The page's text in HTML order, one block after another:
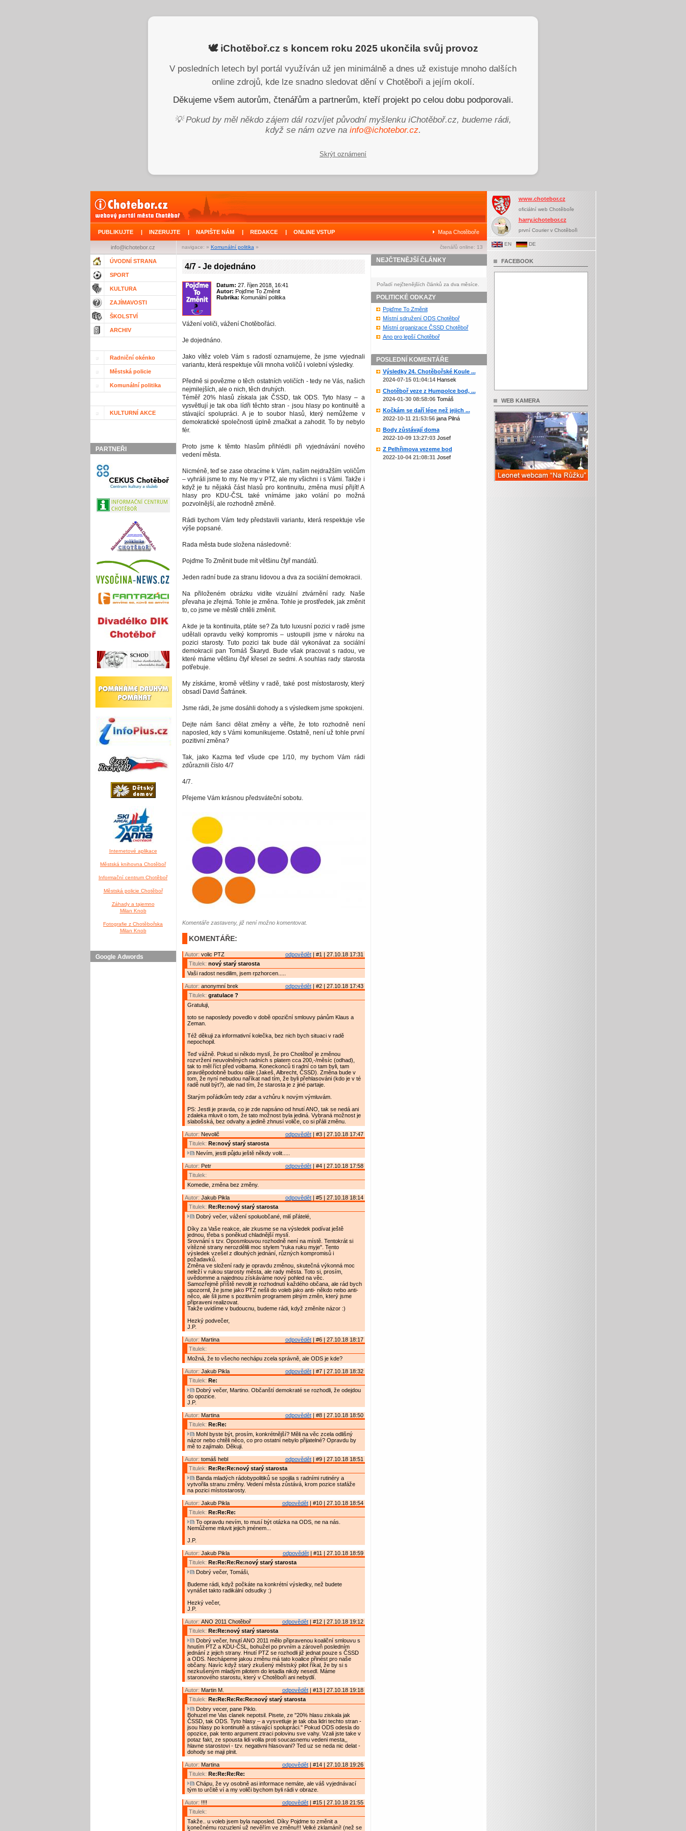
🕊️ iChotěboř.cz s koncem roku 2025 ukončila svůj provoz
V posledních letech byl portál využíván už jen minimálně a dnes už existuje mnoho dalších
online zdrojů, kde lze snadno sledovat dění v Chotěboři a jejím okolí.
Děkujeme všem autorům, čtenářům a partnerům, kteří projekt po celou dobu podporovali.
💡 Pokud by měl někdo zájem dál rozvíjet původní myšlenku iChotěboř.cz, budeme rádi,
když se nám ozve na info@ichotebor.cz.
Skrýt oznámení
PUBLIKUJTE | INZERUJTE | NAPIŠTE NÁM | REDAKCE | ONLINE VSTUP Mapa Chotěboře
navigace: » Komunální politika » čtenářů online: 13
info@ichotebor.cz
ÚVODNÍ STRANA
SPORT
KULTURA
ZAJÍMAVOSTI
ŠKOLSTVÍ
ARCHIV
Radniční okénko
Městská policie
Komunální politika
KULTURNÍ AKCE
PARTNEŘI
Internetové aplikace
Městská knihovna Chotěboř
Informační centrum Chotěboř
Městská policie Chotěboř
Záhady a tajemno
Milan Knob
Fotografie z Chotěbořska
Milan Knob
Google Adwords
4/7 - Je dojednáno
Datum: 27. říjen 2018, 16:41
Autor: Pojďme To Změnit
Rubrika: Komunální politika
Vážení voliči, vážení Chotěbořáci.
Je dojednáno.
Jako vítěz voleb Vám s radostí oznamujeme, že jsme vyjednali
variantu, která respektuje vůli mnoha voličů i volební výsledky.
Předně si povězme o těch ostatních voličích - tedy ne Vás, našich
nejmilejších, ale o nich, těch druhých.
Téměř 20% hlasů získala jak ČSSD, tak ODS. Tyto hlasy – a
vysvětlují je tak oba lídři těchto stran - jsou hlasy po kontinuitě a
stávající spolupráci. A je to soubor hlasů, který nemůžeme v
demokratické společnosti úplně zmačkat a zahodit. To by nebylo
fér.
Proto jsme k těmto hlasům přihlédli při vyjednávání nového
vedení města.
Nicméně, teď se zase obracíme k Vám, našim nejdražším voličům
– vyhráli jsme to my. Ne my v PTZ, ale my všichni i s Vámi. Takže i
když je tu nějaká část hlasů pro kontinuitu, změna musí přijít! A
hlasy pro KDU-ČSL také vnímáme jako volání po možná
pozvolnější, ale rozhodně změně.
Rádi bychom Vám tedy představili variantu, která respektuje vše
výše popsané.
Rada města bude složena následovně:
Pojďme To Změnit bude mít většinu čtyř mandátů.
Jeden radní bude za stranu lidovou a dva za sociální demokracii.
Na přiloženém obrázku vidíte vizuální ztvárnění rady. Naše
převaha je zřejmá. Tohle je změna. Tohle je prostředek, jak změnit
to, co jsme ve městě chtěli změnit.
A kde je ta kontinuita, ptáte se? Za tuto luxusní pozici v radě jsme
udělali opravdu velký kompromis – ustoupili jsme v nároku na
pozici starosty. Tuto pozici tak bude dál vykonávat za sociální
demokracii pan Tomáš Škaryd. Bude však pracovat s radou, ve
které máme většinu čtyř křesel ze sedmi. A souhlas rady starosta
potřebuje.
My získáme, kromě většiny v radě, také post místostarosty, který
obsadí David Šafránek.
Jsme rádi, že jsme dosáhli dohody a s výsledkem jsme spokojeni.
Dejte nám šanci dělat změny a věřte, že toto rozhodně není
naposled, kdy s Vámi komunikujeme. Ostatně, není už tohle první
pozitivní změna?
Tak, jako Kazma teď všude cpe 1/10, my bychom Vám rádi
zdůraznili číslo 4/7
4/7.
Přejeme Vám krásnou předsváteční sobotu.
Komentáře zastaveny, již není možno komentovat.
KOMENTÁŘE:
odpovědět| #1 | 27.10.18 17:31
Autor: volic PTZ
Titulek: nový starý starosta
Vaši radost nesdilim, jsem rpzhorcen.....
odpovědět| #2 | 27.10.18 17:43
Autor: anonymní brek
Titulek: gratulace ?
Gratuluji,
toto se naposledy povedlo v době opoziční smlouvy pánům Klaus a
Zeman.
Též děkuji za informativní kolečka, bez nich bych situaci v radě
nepochopil.
Teď vážně. Pokud si někdo myslí, že pro Chotěboř je změnou
rozvržení neuvolněných radních s platem cca 200,-/měsíc (odhad),
tak to měl říct před volbama. Koneckonců ti radní co tam byli, tam
pravděpodobně budou dále (Jakeš, Albrecht, ČSSD). Změna bude v
tom, že nyní nebudou naříkat nad tím, že byli přehlasováni (kdo je v té
radě nutil být?), ale nad tím, že starosta je z jiné partaje.
Starým pořádkům tedy zdar a vzhůru k novým výmluvám.
PS: Jestli je pravda, co je zde napsáno od hnutí ANO, tak se nedá ani
zdaleka mluvit o tom, že tato možnost byla jediná. Vybraná možnost je
slabošská, bez odvahy a jedině zhnusí voliče, co si přáli změnu.
odpovědět| #3 | 27.10.18 17:47
Autor: Nevolič
Titulek: Re:nový starý starosta
Nevím, jestli půjdu ještě někdy volit.....
odpovědět| #4 | 27.10.18 17:58
Autor: Petr
Titulek:
Komedie, změna bez změny.
odpovědět| #5 | 27.10.18 18:14
Autor: Jakub Pikla
Titulek: Re:Re:nový starý starosta
Dobrý večer, vážení spoluobčané, milí přátelé,
Díky za Vaše reakce, ale zkusme se na výsledek podívat ještě
jednou, třeba s poněkud chladnější myslí.
Srovnání s tzv. Oposmlouvou rozhodně není na místě. Tentokrát si
vítězné strany nerozdělili moc stylem "ruka ruku myje". Tento
výsledek vzešel z dlouhých jednání, různých kompromisů i
požadavků.
Změna ve složení rady je opravdu změnou, skutečná výkonná moc
neleží v rukou starosty města, ale rady města. Toto si, prosím,
uvědomme a najednou získáváme nový pohled na věc.
Samozřejmě příště nevolit je rozhodnutí každého občana, ale rád bych
upozornil, že jsme jako PTZ nešli do voleb jako anti- někdo nebo anti-
něco, ale šli jsme s pozitivním programem plným změn, který jsme
připraveni realizovat.
Takže uvidíme v budoucnu, budeme rádi, když změníte názor :)
Hezký podvečer,
J.P.
odpovědět| #6 | 27.10.18 18:17
Autor: Martina
Titulek:
Možná, že to všecho nechápu zcela správně, ale ODS je kde?
odpovědět| #7 | 27.10.18 18:32
Autor: Jakub Pikla
Titulek: Re:
Dobrý večer, Martino. Občanští demokraté se rozhodli, že odejdou
do opozice.
J.P.
odpovědět| #8 | 27.10.18 18:50
Autor: Martina
Titulek: Re:Re:
Mohl byste být, prosím, konkrétnější? Měli na věc zcela odlišný
názor nebo chtěli něco, co pro ostatní nebylo přijatelné? Opravdu by
mě to zajímalo. Děkuji.
odpovědět| #9 | 27.10.18 18:51
Autor: tomáš hebl
Titulek: Re:Re:Re:nový starý starosta
Banda mladých rádobypolitiků se spojila s radními rutinéry a
vytvořila stranu změny. Vedení města zůstává, krom pozice stafáže
na pozici místostarosty.
odpovědět| #10 | 27.10.18 18:54
Autor: Jakub Pikla
Titulek: Re:Re:Re:
To opravdu nevím, to musí být otázka na ODS, ne na nás.
Nemůžeme mluvit jejich jménem...
J.P.
odpovědět| #11 | 27.10.18 18:59
Autor: Jakub Pikla
Titulek: Re:Re:Re:Re:nový starý starosta
Dobrý večer, Tomáši,
Budeme rádi, když počkáte na konkrétní výsledky, než budete
vynášet takto radikální odsudky :)
Hezký večer,
J.P.
odpovědět| #12 | 27.10.18 19:12
Autor: ANO 2011 Chotěboř
Titulek: Re:Re:nový starý starosta
Dobrý večer, hnutí ANO 2011 mělo připravenou koaliční smlouvu s
hnutím PTZ a KDU-ČSL, bohužel po prvním a zároveň posledním
jednání z jejich strany. Hnutí PTZ se rozhodli již jednat pouze s ČSSD
a ODS. Nechápeme jakou změnu má tato koalice přinést pro naše
občany. Navíc když starý zkušený městský pilot říkal, že by si s
nezkušeným mladým pilotem do letadla nikdy nesedl. Máme
staronového starostu, který v Chotěboři ani nebydlí.
odpovědět| #13 | 27.10.18 19:18
Autor: Martin M.
Titulek: Re:Re:Re:Re:Re:nový starý starosta
Dobry vecer, pane Piklo.
Bohuzel me Vas clanek nepotsil. Pisete, ze "20% hlasu ziskala jak
ČSSD, tak ODS. Tyto hlasy – a vysvetluje je tak oba lidri techto stran -
jsou hlasy po kontinuitě a stávající spolupráci." Pokud ODS odesla do
opozice, pak tento argument ztraci polovinu sve vahy. Vzali jste take v
potaz fakt, ze spousta lidi volila proti soucasnemu vedeni mesta,,
hlavne starostovi - tzv. negativni hlasovani? Ted uz se neda nic delat -
dohody se maji plnit.
odpovědět| #14 | 27.10.18 19:26
Autor: Martina
Titulek: Re:Re:Re:Re:
Chápu, že vy osobně asi informace nemáte, ale váš vyjednávací
tým to určitě ví a my voliči bychom byli rádi v obraze.
odpovědět| #15 | 27.10.18 21:55
Autor: !!!!
Titulek:
Takže.. u voleb jsem byla naposled. Díky Pojdme to změnit a
konečnému rozuzlení už nevěřím ve změnu!!! Velké zklamání! (než se
NEJČTENĚJŠÍ ČLÁNKY
Pořadí nejčtenějších článků za dva měsíce.
POLITICKÉ ODKAZY
Pojďme To Změnit
Místní sdružení ODS Chotěboř
Místní organizace ČSSD Chotěboř
Ano pro lepší Chotěboř
POSLEDNÍ KOMENTÁŘE
Výsledky 24. Chotěbořské Koule ...
2024-07-15 01:04:14Hansek
Chotěboř veze z Humpolce bod, ...
2024-01-30 08:58:06Tomáš
Kočkám se daří lépe než jejich ...
2022-10-11 21:53:56jana Pilná
Body zůstávají doma
2022-10-09 13:27:03Josef
Z Pelhřimova vezeme bod
2022-10-04 21:08:31 Josef
www.chotebor.cz
oficiální web Chotěboře
harry.ichotebor.cz
první Courier v Chotěboři
EN DE
FACEBOOK
WEB KAMERA